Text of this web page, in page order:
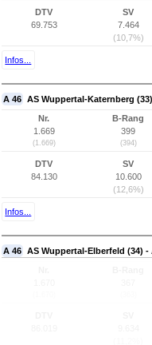
DTV
69.753
SV
7.464
(10,7%)
Infos...
A 46 AS Wuppertal-Katernberg
Nr.
1.669
(1.669)
B-Rang
399
(394)
DTV
84.130
SV
10.600
(12,6%)
Infos...
A 46 AS Wuppertal-Elberfeld (34) -